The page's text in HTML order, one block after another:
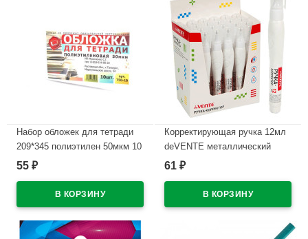
Набор обложек для тетради
209*345 полиэтилен 50мкм 10
штук в наборе арт Т50-10
55 ₽
Корректирующая ручка 12мл
deVENTE металлический
наконечник арт.4061109
61 ₽